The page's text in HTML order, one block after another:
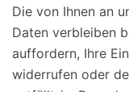
Die von Ihnen an
Daten verbleiben
auffordern, Ihre
widerrufen oder